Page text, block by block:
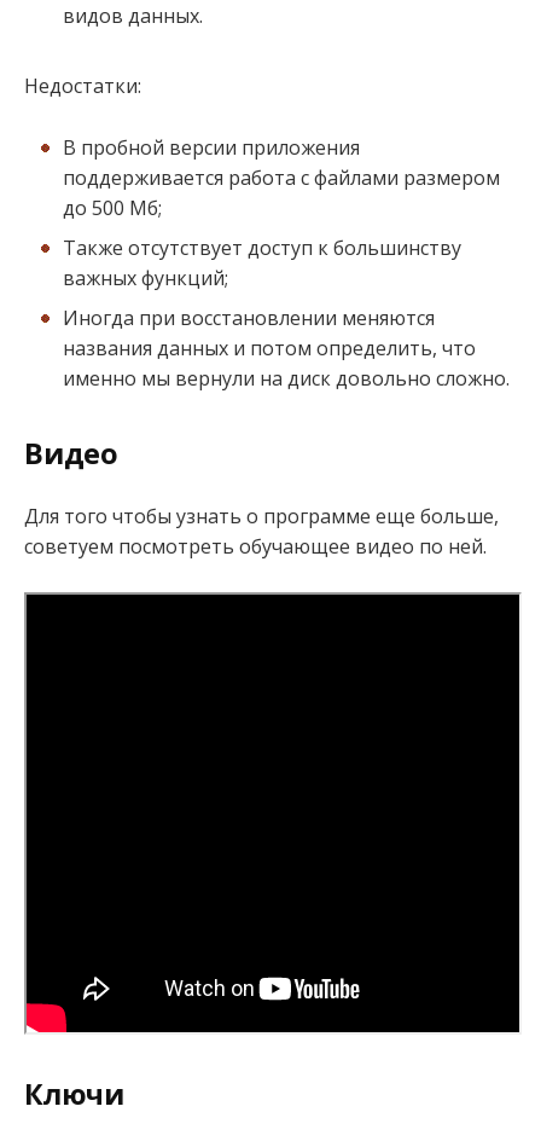
видов данных.
Недостатки:
В пробной версии приложения
поддерживается работа с файлами размером
до 500 Мб;
Также отсутствует доступ к большинству
важных функций;
Иногда при восстановлении меняются
названия данных и потом определить, что
именно мы вернули на диск довольно сложно.
Видео
Для того чтобы узнать о программе еще больше,
советуем посмотреть обучающее видео по ней.
Ключи